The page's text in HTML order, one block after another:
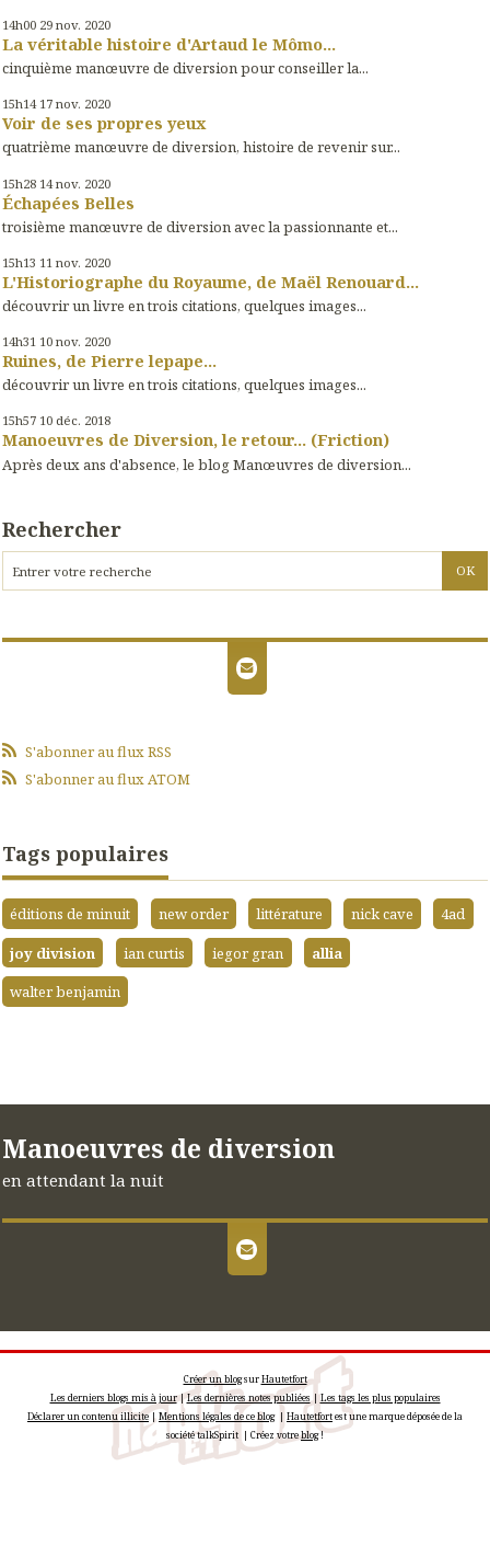
14h00 29 nov. 2020
La véritable histoire d'Artaud le Mômo...
cinquième manœuvre de diversion pour conseiller la...
15h14 17 nov. 2020
Voir de ses propres yeux
quatrième manœuvre de diversion, histoire de revenir sur...
15h28 14 nov. 2020
Échapées Belles
troisième manœuvre de diversion avec la passionnante et...
15h13 11 nov. 2020
L'Historiographe du Royaume, de Maël Renouard...
découvrir un livre en trois citations, quelques images...
14h31 10 nov. 2020
Ruines, de Pierre lepape...
découvrir un livre en trois citations, quelques images...
15h57 10 déc. 2018
Manoeuvres de Diversion, le retour... (Friction)
Après deux ans d'absence, le blog Manœuvres de diversion...
Rechercher
S'abonner au flux RSS
S'abonner au flux ATOM
Tags populaires
éditions de minuit new order littérature nick cave
4ad
joy division
ian curtis iegor gran
allia
walter benjamin
Manoeuvres de diversion
en attendant la nuit
Créer un blogsurHautetfort
Les derniers blogs mis à jour|Les dernières notes publiées |Les tags les plus populaires
Déclarer un contenu illicite|Mentions légales de ce blog| Hautetfortest une marque déposée de la
société talkSpirit | Créez votreblog!